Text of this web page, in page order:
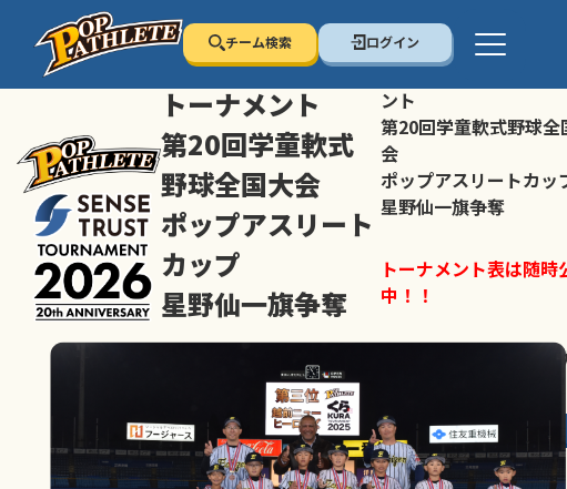
チーム検索 ログイン
センス・トラスト
トーナメント
第20回学童軟式
野球全国大会
ポップアスリート
カップ
星野仙一旗争奪
トーナメント表は随時公開
センス・トラストトー
ント
第20回学童軟式野球全
会
ポップアスリートカッ
星野仙一旗争奪
トーナメント表は随時
中！！
大会ページはこちら